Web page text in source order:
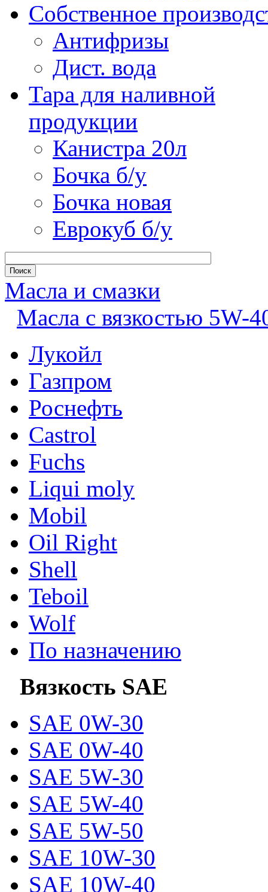
Собственное
Антифризы
Дист. вода
Тара для наливной
продукции
Канистра 20л
Бочка б/у
Бочка новая
Еврокуб б/у
Масла и смазки
Масла с вязкостью 5W-
Лукойл
Газпром
Роснефть
Castrol
Fuchs
Liqui moly
Mobil
Oil Right
Shell
Teboil
Wolf
По назначению
Вязкость SAE
SAE 0W-30
SAE 0W-40
SAE 5W-30
SAE 5W-40
SAE 5W-50
SAE 10W-30
SAE 10W-40